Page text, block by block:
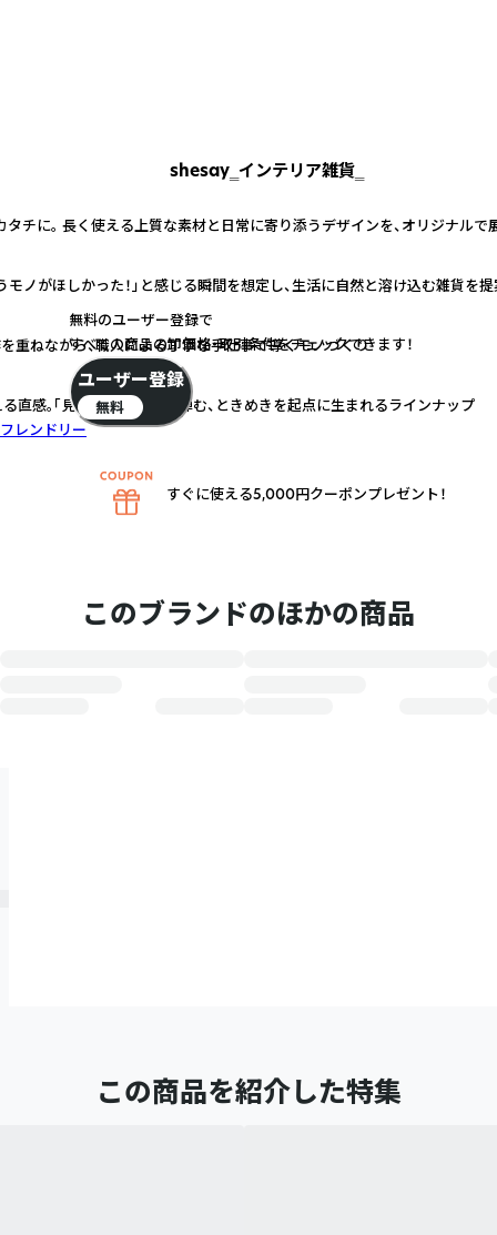
shesay‗インテリア雑貨‗
チに。 長く使える上質な素材と日常に寄り添うデザインを、オリジナルで
モノがほしかった！」と感じる瞬間を想定し、生活に自然と溶け込む雑貨を
重ねながら、職人による丁寧な手仕事で導くモノづくり
直感。「見つけた！」と心が弾む、ときめきを起点に生まれるラインナップ
レンドリー
このブランドのほかの商品
この商品を紹介した特集
無料のユーザー登録で
すべての商品の卸価格・取引条件をチェックできます！
ユーザー登録
無料
すぐに使える5,000円クーポンプレゼント！